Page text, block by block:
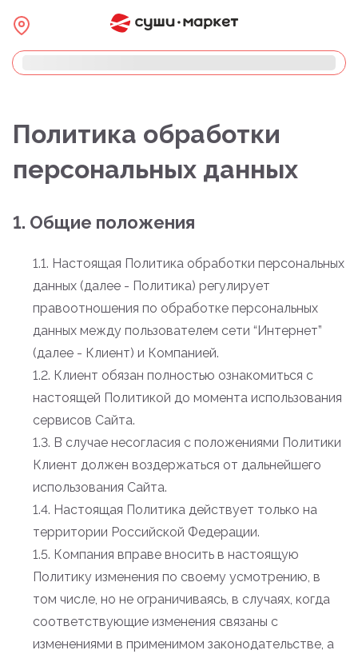
Политика обработки
персональных данных
1. Общие положения
1.1. Настоящая Политика обработки персональных
данных (далее - Политика) регулирует
правоотношения по обработке персональных
данных между пользователем сети “Интернет”
(далее - Клиент) и Компанией.
1.2. Клиент обязан полностью ознакомиться с
настоящей Политикой до момента использования
сервисов Сайта.
1.3. В случае несогласия с положениями Политики
Клиент должен воздержаться от дальнейшего
использования Сайта.
1.4. Настоящая Политика действует только на
территории Российской Федерации.
1.5. Компания вправе вносить в настоящую
Политику изменения по своему усмотрению, в
том числе, но не ограничиваясь, в случаях, когда
соответствующие изменения связаны с
изменениями в применимом законодательстве, а